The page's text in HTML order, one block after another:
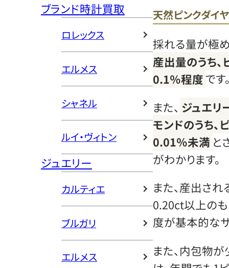
ブランド時計買取
ロレックス
エルメス
シャネル
ルイ・ヴィトン
ジュエリー
カルティエ
ブルガリ
エルメス
天然ピンクダイ
採れる量が極め
産出量のうち
0.1％程度です
また、 ジュエリ
モンドのうち、
0.01％未満 と
がわかります。
また、産出され
0.20ct以上の
度が基本的なサ
また、内包物